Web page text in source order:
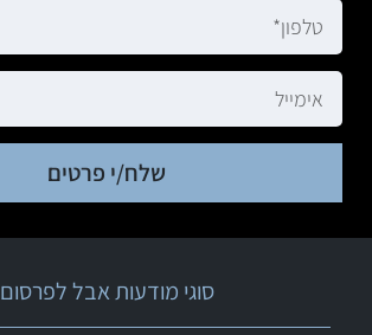
שלח/י פרטים
סוגי מודעות אבל לפרסום